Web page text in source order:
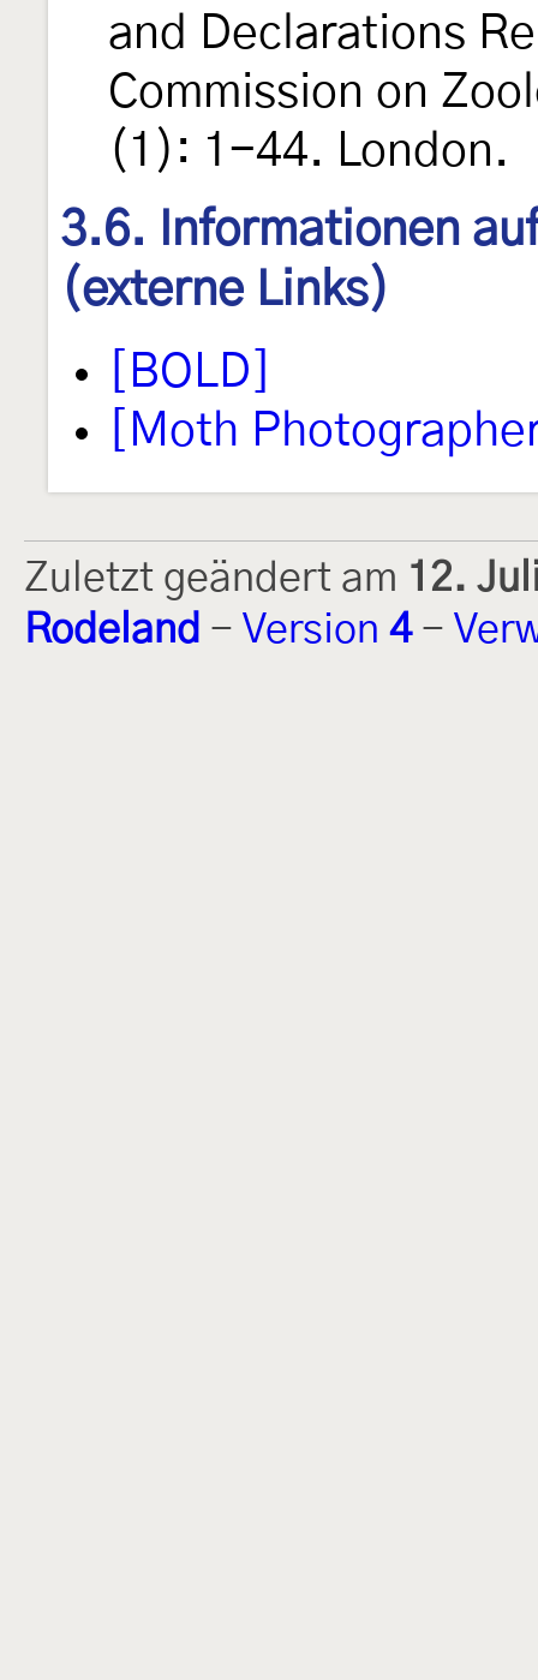
and Declarations
Commission on
(1): 1-44. London.
3.6. Informationen
(externe Links)
[BOLD]
[Moth
Zuletzt geändert am 12.
Rodeland - Version 4-